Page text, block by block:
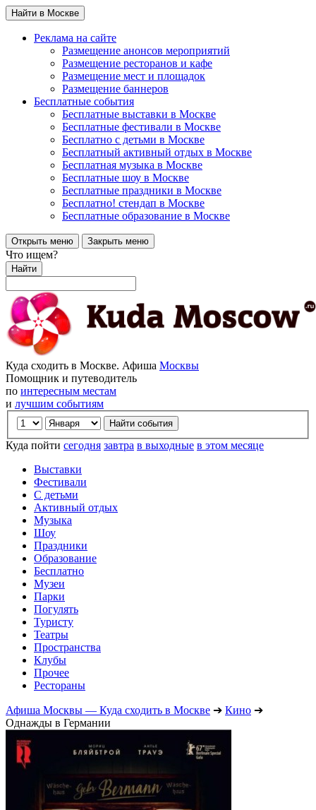
Найти в Москве
Реклама на сайте
Размещение анонсов мероприятий
Размещение ресторанов и кафе
Размещение мест и площадок
Размещение баннеров
Бесплатные события
Бесплатные выставки в Москве
Бесплатные фестивали в Москве
Бесплатно с детьми в Москве
Бесплатный активный отдых в Москве
Бесплатная музыка в Москве
Бесплатные шоу в Москве
Бесплатные праздники в Москве
Бесплатно! стендап в Москве
Бесплатные образование в Москве
Открыть меню Закрыть меню
Что ищем?
Найти
Куда сходить в Москве. Афиша Москвы
Помощник и путеводитель
по интересным местам
и лучшим событиям
Куда пойти сегодня завтра в выходные в этом месяце
Выставки
Фестивали
С детьми
Активный отдых
Музыка
Шоу
Праздники
Образование
Бесплатно
Музеи
Парки
Погулять
Туристу
Театры
Пространства
Клубы
Прочее
Рестораны
Афиша Москвы — Куда сходить в Москве ➔ Кино ➔
Однажды в Германии